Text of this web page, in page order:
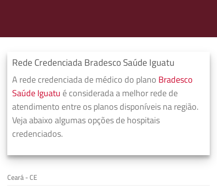
Rede Credenciada Bradesco Saúde Iguatu
A rede credenciada de médico do plano Bradesco
Saúde Iguatu é considerada a melhor rede de
atendimento entre os planos disponíveis na região.
Veja abaixo algumas opções de hospitais
credenciados.
Ceará - CE